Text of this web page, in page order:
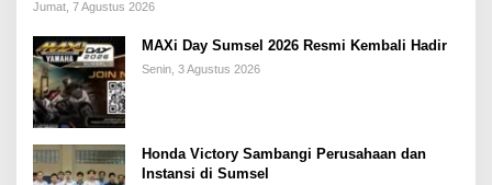
Jumat, 7 Agustus 2026
MAXi Day Sumsel 2026 Resmi Kembali Hadir
Senin, 3 Agustus 2026
Honda Victory Sambangi Perusahaan dan
Instansi di Sumsel